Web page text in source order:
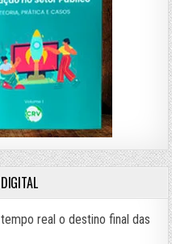
real o destino final das